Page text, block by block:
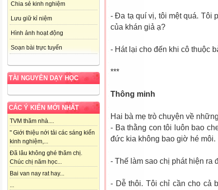
Chia sẻ kinh nghiệm
Lưu giữ kỉ niệm
Hình ảnh hoạt động
Soạn bài trực tuyến
TÀI NGUYÊN DẠY HỌC
CÁC Ý KIẾN MỚI NHẤT
TVM thăm nhà....
" Giới thiệu nới tải các sáng kiến
kinh nghiệm,...
Đã lâu không ghé thăm chị.
Chúc chị năm học...
Bai van nay rat hay...
...
- Đa tạ quí vị, tôi mệt quá. Tôi
của khán giả ạ?
- Hát lại cho đến khi cô thuộc
***
Thông minh
Hai bà mẹ trò chuyện về
- Ba thằng con tôi luôn bao
đức kia không bao giờ hé môi.
- Thế làm sao chị phát hiện ra
- Dễ thôi. Tôi chỉ cần cho cả